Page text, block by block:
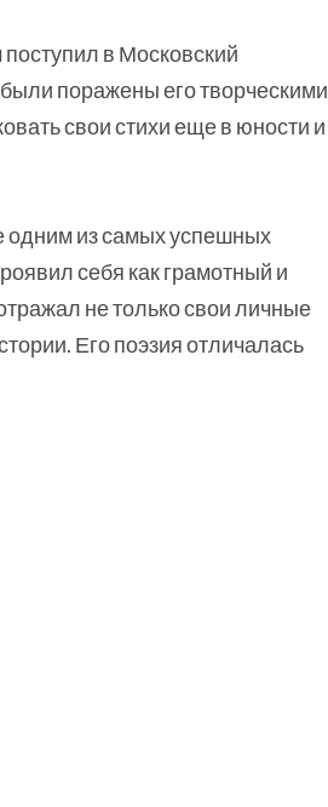
в Московский
поражены его творческими
свои стихи еще в юности и
одним из самых успешных
себя как грамотный и
не только свои личные
Его поэзия отличалась